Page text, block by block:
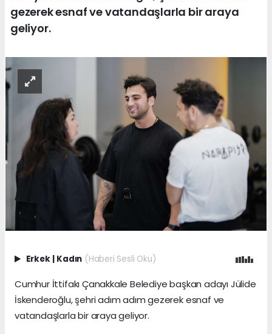
gezerek esnaf ve vatandaşlarla bir araya
geliyor.
Erkek Kadın (Haberi Sesli Oku)
Cumhur İttifakı Çanakkale Belediye başkan adayı Jülide
İskenderoğlu, şehri adım adım gezerek esnaf ve
vatandaşlarla bir araya geliyor.